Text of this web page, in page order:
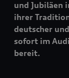
und Jubiläen
ihrer
deutscher
sofort im
bereit.